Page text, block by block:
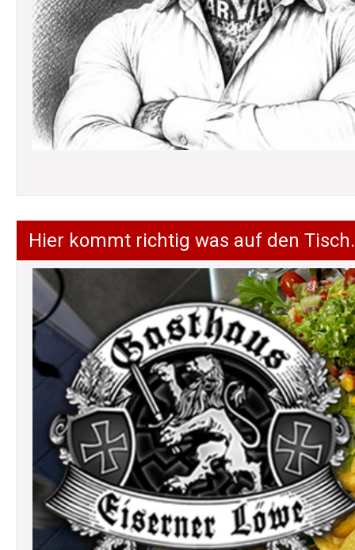
Hier kommt richtig was auf den Tisch.